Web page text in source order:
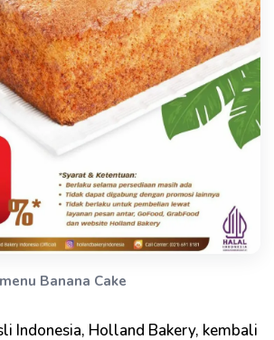
Banana Cake
Indonesia, Holland Bakery, kembali